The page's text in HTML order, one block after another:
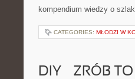
kompendium wiedzy o
CATEGORIES: MŁODZI W
DIY – ZRÓB